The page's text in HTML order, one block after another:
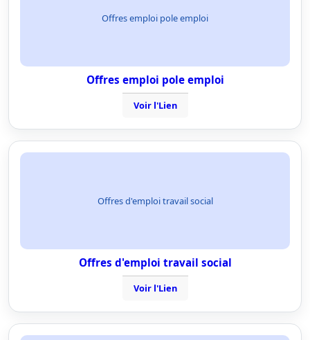
Offres emploi pole emploi
Offres emploi pole emploi
Voir l'Lien
Offres d'emploi travail social
Offres d'emploi travail social
Voir l'Lien